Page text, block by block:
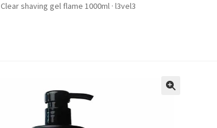
Clear shaving gel flame 1000ml · l3vel3